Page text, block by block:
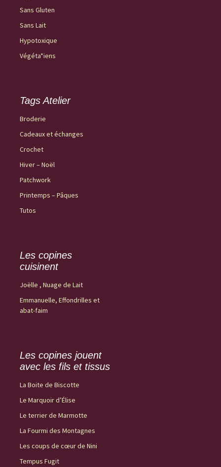
Sans Gluten
Sans Lait
Hypotoxique
Végéta*iens
Tags Atelier
Broderie
Cadeaux et échanges
Crochet
Hiver – Noël
Patchwork
Printemps – Pâques
Tutos
Les copines
cuisinent
Joëlle , Nuage de Lait
Emmanuelle, Effondrilles et
abat-faim
Les copines jouent
avec les fils et tissus
La Boite de Biscotte
Le Marquoir d’Élise
Le terrier de Marmotte
La Fourmi des Montagnes
Les coups de cœur de Nini
Tempus Fugit